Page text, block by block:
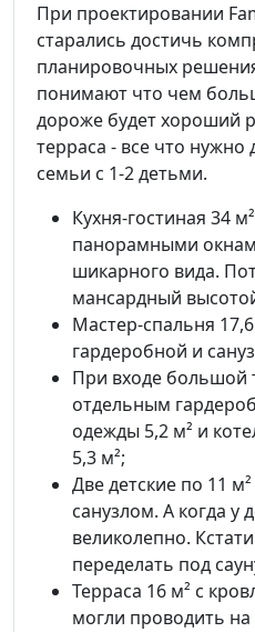
При проектировании
старались достичь
планировочных
понимают что чем
дороже будет хороший
терраса - все что
семьи с 1-2 детьми.
Кухня-гостиная 34
панорамными
шикарного вида.
мансардный
Мастер-спальня
гардеробной и
При входе большой
отдельным
одежды 5,2 м² и
5,3 м²;
Две детские по 11
санузлом. А когда у
великолепно.
переделать под
Терраса 16 м² с
могли проводить